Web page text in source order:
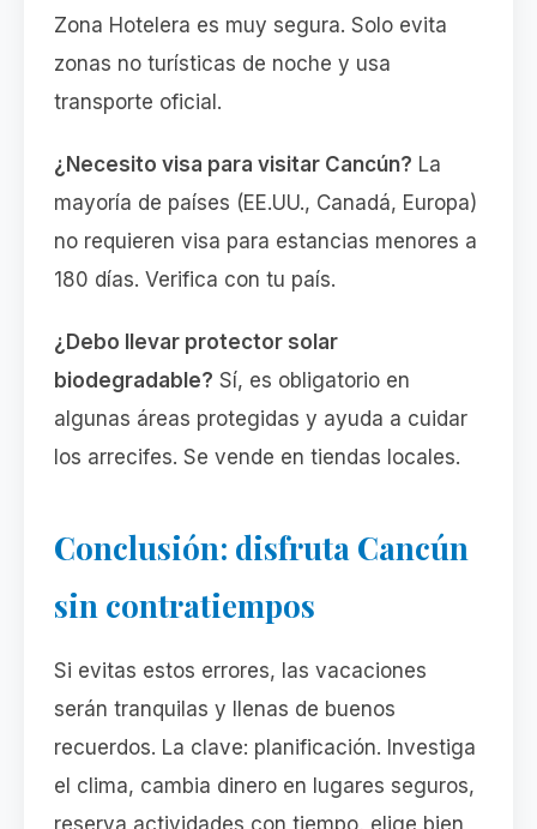
Zona Hotelera es muy segura. Solo evita
zonas no turísticas de noche y usa
transporte oficial.
¿Necesito visa para visitar Cancún? La
mayoría de países (EE.UU., Canadá, Europa)
no requieren visa para estancias menores a
180 días. Verifica con tu país.
¿Debo llevar protector solar
biodegradable? Sí, es obligatorio en
algunas áreas protegidas y ayuda a cuidar
los arrecifes. Se vende en tiendas locales.
Conclusión: disfruta Cancún
sin contratiempos
Si evitas estos errores, las vacaciones
serán tranquilas y llenas de buenos
recuerdos. La clave: planificación. Investiga
el clima, cambia dinero en lugares seguros,
reserva actividades con tiempo, elige bien